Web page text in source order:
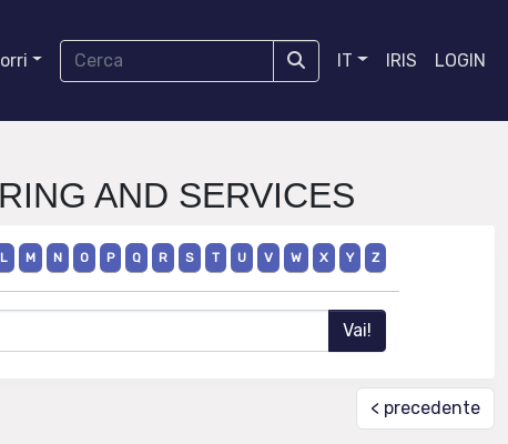
IT IRIS LOGIN
AND SERVICES
L M N O P Q R S T U V W X Y Z
< precedente